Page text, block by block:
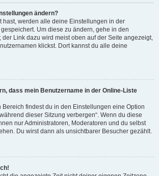
ändern?
hast, werden alle deine Einstellungen in der
Um diese zu ändern, gehe in den
der Link dazu wird meist oben auf der Seite angezeigt,
klickst. Dort kannst du alle deine
dass mein Benutzername in der Online-Liste
Bereich findest du in den Einstellungen eine Option
dieser Sitzung verbergen“. Wenn du diese
nur Administratoren, Moderatoren und du selbst
Du wirst dann als unsichtbarer Besucher gezählt.